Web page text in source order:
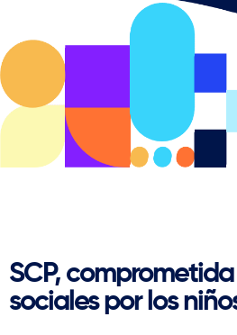
SCP,
sociales por los